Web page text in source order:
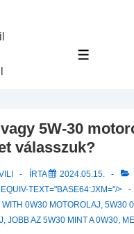
MENÜ
5W-30
válasszuk?
ÍRTA 2024.05.15.
EQUIV-TEXT="BASE64:JXM="/>
0W30 MOTOROLAJ, 5W30
, JOBB AZ 5W30 MINT A 0W30,